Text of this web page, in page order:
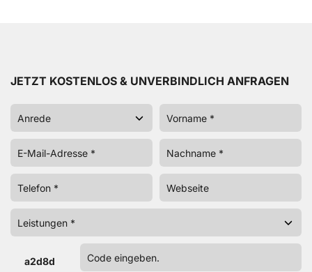
JETZT KOSTENLOS & UNVERBINDLICH ANFRAGEN
a2d8d